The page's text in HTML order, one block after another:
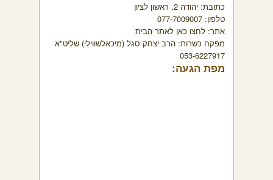
כתובת: יהודה 2, ראשון לציון
טלפון: 077-7009007
אתר: לחצו כאן לאתר הבית
מפקח כשרות: הרב יצחק סגל (מיכאלשווילי) שליט"א
053-6227917
מפת הגעה: